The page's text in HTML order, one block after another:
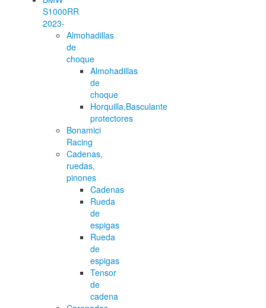
S1000RR
2023-
Almohadillas
de
choque
Almohadillas
de
choque
Horquilla,Basculante
protectores
Bonamici
Racing
Cadenas,
ruedas,
pinones
Cadenas
Rueda
de
espigas
Rueda
de
espigas
Tensor
de
cadena